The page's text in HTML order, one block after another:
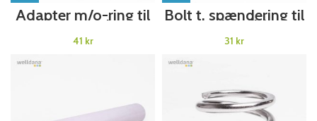
Adapter m/o-ring til
Manometer til WD 6
vejs ventil Grå filt
kr
Bolt t. spændering til
topventil Welldana®
Sandfilter
kr